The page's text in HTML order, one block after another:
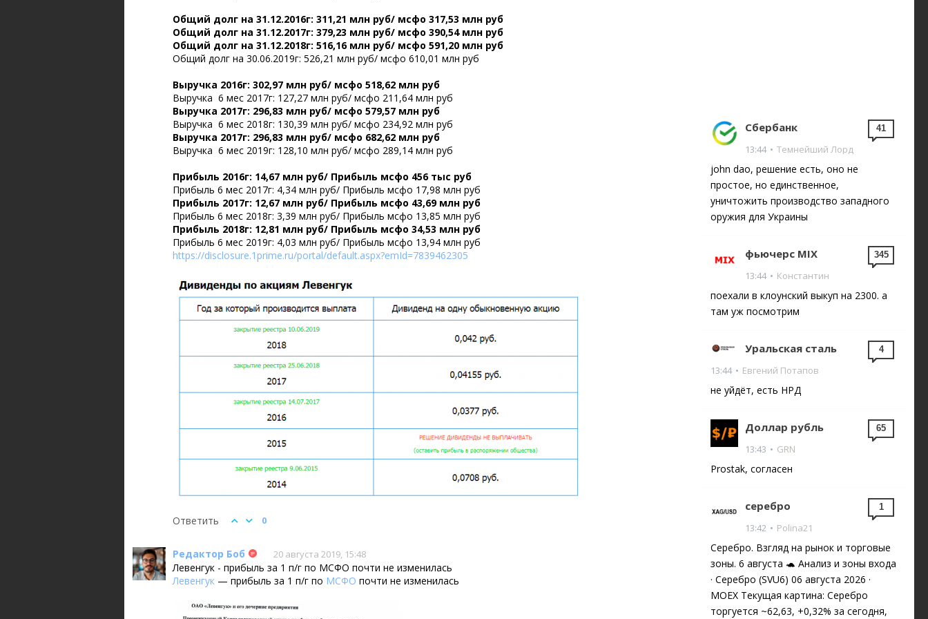
Общий долг на 31.12.2016г: 311,21 млн руб/ мсфо 317,53 млн руб
Общий долг на 31.12.2017г: 379,23 млн руб/ мсфо 390,54 млн руб
Общий долг на 31.12.2018г: 516,16 млн руб/ мсфо 591,20 млн руб
Общий долг на 30.06.2019г: 526,21 млн руб/ мсфо 610,01 млн руб
Выручка 2016г: 302,97 млн руб/ мсфо 518,62 млн руб
Выручка 6 мес 2017г: 127,27 млн руб/ мсфо 211,64 млн руб
Выручка 2017г: 296,83 млн руб/ мсфо 579,57 млн руб
Выручка 6 мес 2018г: 130,39 млн руб/ мсфо 234,92 млн руб
Выручка 2017г: 296,83 млн руб/ мсфо 682,62 млн руб
Выручка 6 мес 2019г: 128,10 млн руб/ мсфо 289,14 млн руб
Прибыль 2016г: 14,67 млн руб/ Прибыль мсфо 456 тыс руб
Прибыль 6 мес 2017г: 4,34 млн руб/ Прибыль мсфо 17,98 млн руб
Прибыль 2017г: 12,67 млн руб/ Прибыль мсфо 43,69 млн руб
Прибыль 6 мес 2018г: 3,39 млн руб/ Прибыль мсфо 13,85 млн руб
Прибыль 2018г: 12,81 млн руб/ Прибыль мсфо 34,53 млн руб
Прибыль 6 мес 2019г: 4,03 млн руб/ Прибыль мсфо 13,94 млн руб
https://disclosure.1prime.ru/portal/default.aspx?emId=7839462305
Ответить 0
Редактор Боб 20 августа 2019, 15:48
Левенгук - прибыль за 1 п/г по МСФО почти не изменилась
Левенгук — прибыль за 1 п/г по МСФО почти не изменилась
Сбербанк
13:44 • Темнейший Лорд
john dao, решение есть, оно не
простое, но единственное,
уничтожить производство западного
оружия для Украины
41
фьючерс MIX
13:44 • Константин
поехали в клоунский выкуп на 2300. а
там уж посмотрим
345
Уральская сталь
13:44 • Евгений Потапов
не уйдёт, есть НРД
4
Доллар рубль
13:43 • GRN
Prostak, согласен
65
серебро
13:42 • Polina21
Серебро. Взгляд на рынок и торговые
зоны. 6 августа 🐢 Анализ и зоны входа
· Серебро (SVU6) 06 августа 2026 ·
MOEX Текущая картина: Серебро
торгуется ~62,63, +0,32% за сегодня,
1